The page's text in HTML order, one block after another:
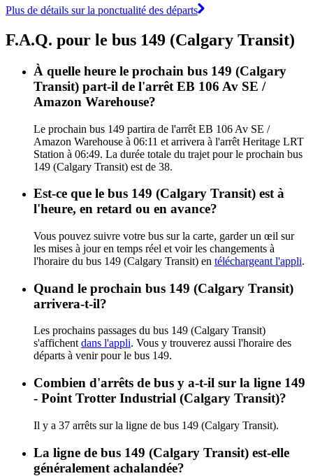
Plus de détails sur la ponctualité des départs
F.A.Q. pour le bus 149 (Calgary Transit)
À quelle heure le prochain bus 149 (Calgary
Transit) part-il de l'arrêt EB 106 Av SE /
Amazon Warehouse?
Le prochain bus 149 partira de l'arrêt EB 106 Av SE /
Amazon Warehouse à 06:11 et arrivera à l'arrêt Heritage LRT
Station à 06:49. La durée totale du trajet pour le prochain bus
149 (Calgary Transit) est de 38.
Est-ce que le bus 149 (Calgary Transit) est à
l'heure, en retard ou en avance?
Vous pouvez suivre votre bus sur la carte, garder un œil sur
les mises à jour en temps réel et voir les changements à
l'horaire du bus 149 (Calgary Transit) en téléchargeant l'appli.
Quand le prochain bus 149 (Calgary Transit)
arrivera-t-il?
Les prochains passages du bus 149 (Calgary Transit)
s'affichent dans l'appli. Vous y trouverez aussi l'horaire des
départs à venir pour le bus 149.
Combien d'arrêts de bus y a-t-il sur la ligne 149
- Point Trotter Industrial (Calgary Transit)?
Il y a 37 arrêts sur la ligne de bus 149 (Calgary Transit).
La ligne de bus 149 (Calgary Transit) est-elle
généralement achalandée?